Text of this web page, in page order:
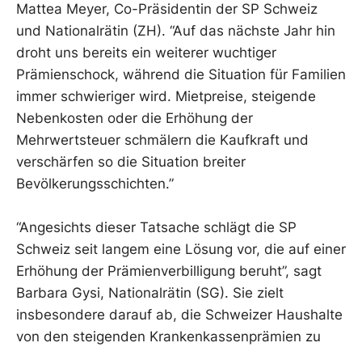
Mattea Meyer, Co-Präsidentin der SP Schweiz
und Nationalrätin (ZH). “Auf das nächste Jahr hin
droht uns bereits ein weiterer wuchtiger
Prämienschock, während die Situation für Familien
immer schwieriger wird. Mietpreise, steigende
Nebenkosten oder die Erhöhung der
Mehrwertsteuer schmälern die Kaufkraft und
verschärfen so die Situation breiter
Bevölkerungsschichten.”
“Angesichts dieser Tatsache schlägt die SP
Schweiz seit langem eine Lösung vor, die auf einer
Erhöhung der Prämienverbilligung beruht”, sagt
Barbara Gysi, Nationalrätin (SG). Sie zielt
insbesondere darauf ab, die Schweizer Haushalte
von den steigenden Krankenkassenprämien zu